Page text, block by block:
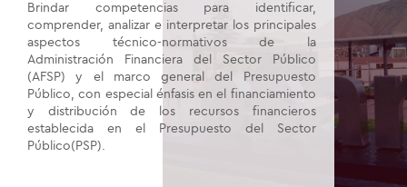
Brindar competencias para identificar,
comprender, analizar e interpretar los principales
aspectos técnico-normativos de la
Administración Financiera del Sector Público
(AFSP) y el marco general del Presupuesto
Público, con especial énfasis en el financiamiento
y distribución de los recursos financieros
establecida en el Presupuesto del Sector
Público(PSP).